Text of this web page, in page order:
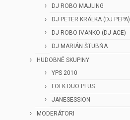
DJ ROBO MAJLING
DJ PETER KRÁLKA (DJ PEPA)
DJ ROBO IVANKO (DJ ACE)
DJ MARIÁN ŠTUBŇA
HUDOBNÉ SKUPINY
YPS 2010
FOLK DUO PLUS
JANESESSION
MODERÁTORI